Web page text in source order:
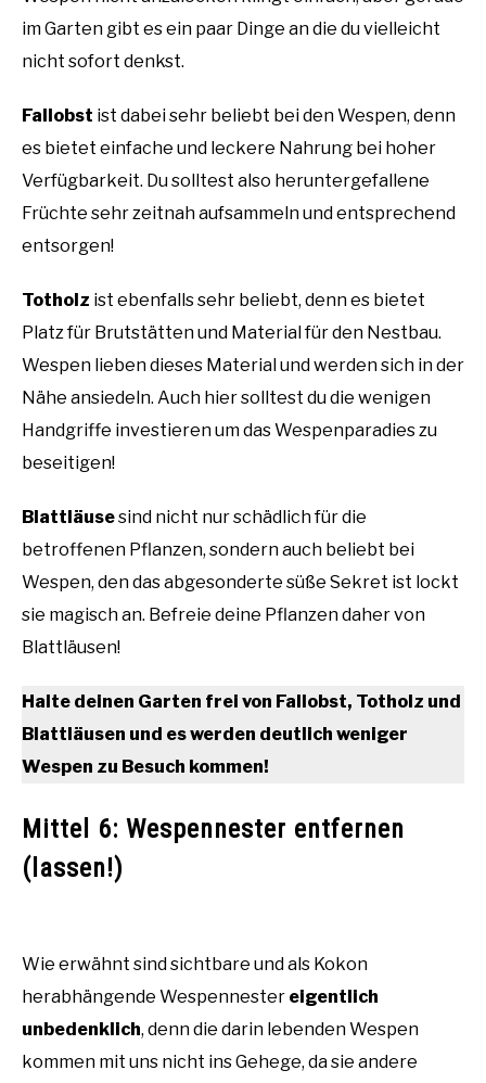
im Garten gibt es ein paar Dinge an die du vielleicht
nicht sofort denkst.
Fallobst ist dabei sehr beliebt bei den Wespen, denn
es bietet einfache und leckere Nahrung bei hoher
Verfügbarkeit. Du solltest also heruntergefallene
Früchte sehr zeitnah aufsammeln und entsprechend
entsorgen!
Totholz ist ebenfalls sehr beliebt, denn es bietet
Platz für Brutstätten und Material für den Nestbau.
Wespen lieben dieses Material und werden sich in der
Nähe ansiedeln. Auch hier solltest du die wenigen
Handgriffe investieren um das Wespenparadies zu
beseitigen!
Blattläusesind nicht nur schädlich für die
betroffenen Pflanzen, sondern auch beliebt bei
Wespen, den das abgesonderte süße Sekret ist lockt
sie magisch an. Befreie deine Pflanzen daher von
Blattläusen!
Halte deinen Garten frei von Fallobst, Totholz und
Blattläusen und es werden deutlich weniger
Wespen zu Besuch kommen!
Mittel 6: Wespennester entfernen
(lassen!)
Wie erwähnt sind sichtbare und als Kokon
herabhängende Wespennester eigentlich
unbedenklich, denn die darin lebenden Wespen
kommen mit uns nicht ins Gehege, da sie andere